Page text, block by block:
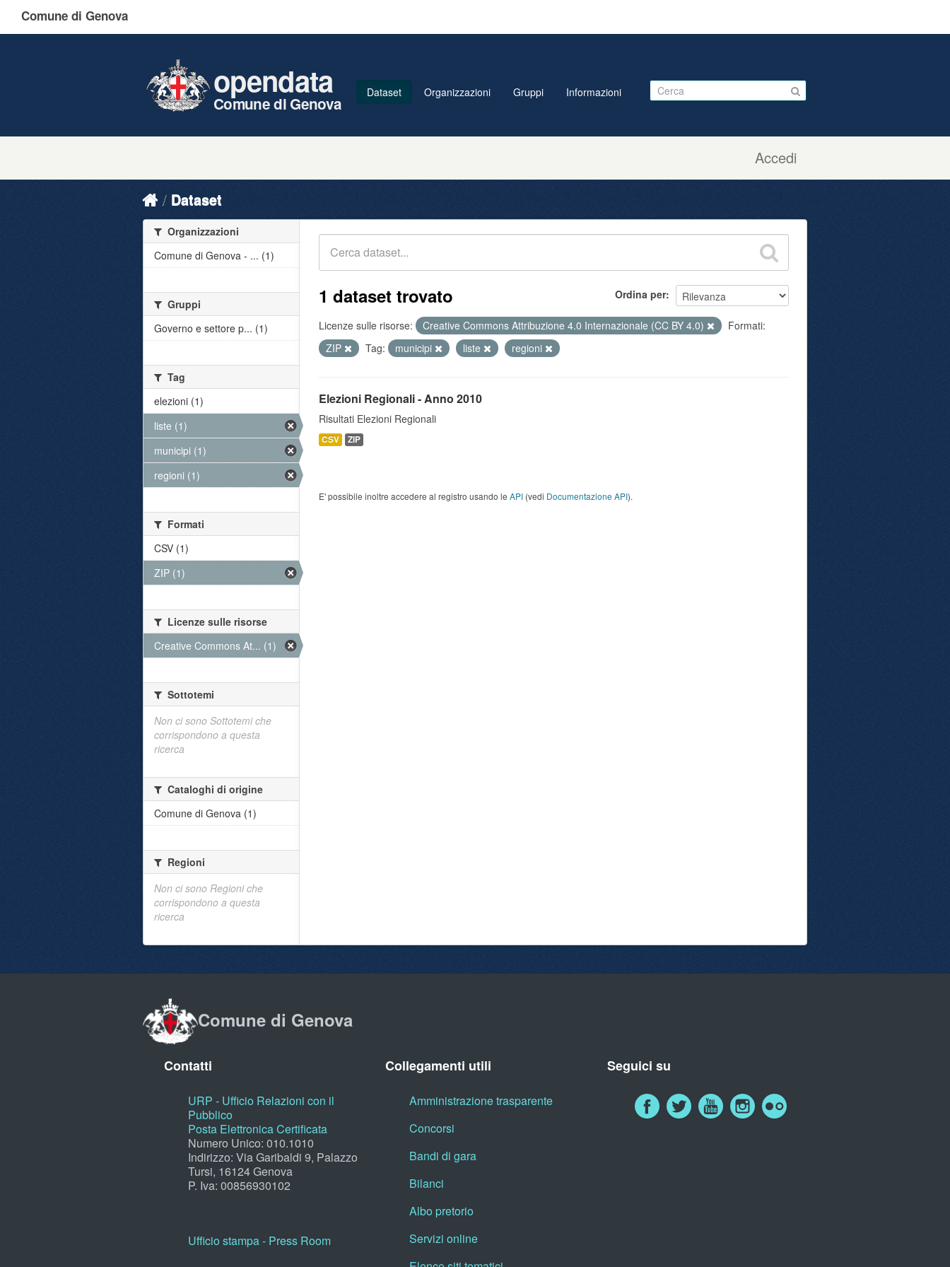
Comune di Genova
Accedi
opendata
Comune di Genova
Dataset Organizzazioni Gruppi Informazioni
Dataset
Ordina per
1 dataset trovato
Licenze sulle risorse: Creative Commons Attribuzione 4.0 Internazionale (CC BY 4.0)
Formati:
ZIP
Tag: municipi liste regioni
Elezioni Regionali - Anno 2010
Risultati Elezioni Regionali
CSV ZIP
E' possibile inoltre accedere al registro usando le API (vedi Documentazione API).
Organizzazioni
Comune di Genova - ... (1)
Gruppi
Governo e settore p... (1)
Tag
elezioni (1)
liste (1)
municipi (1)
regioni (1)
Formati
CSV (1)
ZIP (1)
Licenze sulle risorse
Creative Commons At... (1)
Sottotemi
Non ci sono Sottotemi che
corrispondono a questa
ricerca
Cataloghi di origine
Comune di Genova (1)
Regioni
Non ci sono Regioni che
corrispondono a questa
ricerca
Comune di Genova
Contatti
URP - Ufficio Relazioni con il
Pubblico
Posta Elettronica Certificata
Numero Unico: 010.1010
Indirizzo: Via Garibaldi 9, Palazzo
Tursi, 16124 Genova
P. Iva: 00856930102
Ufficio stampa - Press Room
Collegamenti utili
Amministrazione trasparente
Concorsi
Bandi di gara
Bilanci
Albo pretorio
Servizi online
Seguici su